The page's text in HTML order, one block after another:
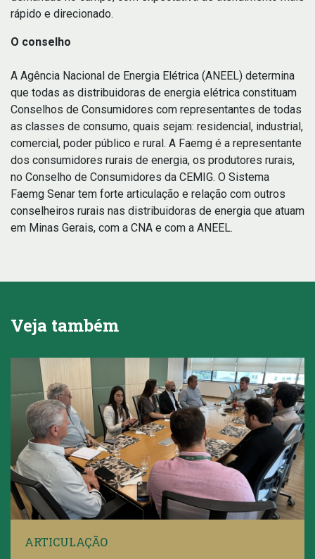
rápido e direcionado.
O conselho
A Agência Nacional de Energia Elétrica (ANEEL) determina
que todas as distribuidoras de energia elétrica constituam
Conselhos de Consumidores com representantes de todas
as classes de consumo, quais sejam: residencial, industrial,
comercial, poder público e rural. A Faemg é a representante
dos consumidores rurais de energia, os produtores rurais,
no Conselho de Consumidores da CEMIG. O Sistema
Faemg Senar tem forte articulação e relação com outros
conselheiros rurais nas distribuidoras de energia que atuam
em Minas Gerais, com a CNA e com a ANEEL.
Veja também
ARTICULAÇÃO